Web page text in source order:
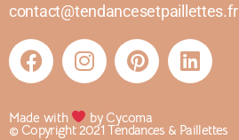
contact@tendancesetpaillettes.fr
Made with by Cycoma
© Copyright 2021 Tendances & Paillettes